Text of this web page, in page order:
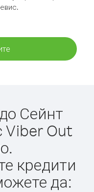
Сейнт
Viber Out
кредити
да: